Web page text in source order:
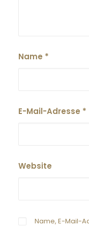
Name *
E-Mail-Adresse *
Website
Name, E-Mail-